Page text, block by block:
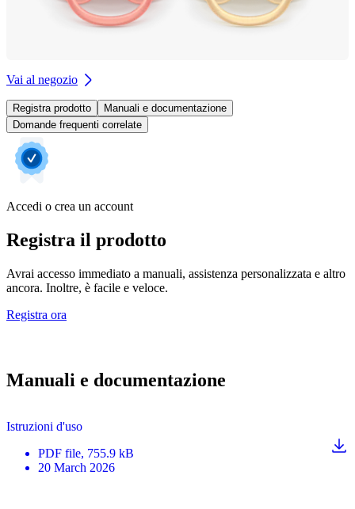
Vai al negozio
Registra prodotto
Manuali e documentazione
Domande frequenti correlate
Accedi o crea un account
Registra il prodotto
Avrai accesso immediato a manuali, assistenza personalizzata e altro
ancora. Inoltre, è facile e veloce.
Registra ora
Manuali e documentazione
Istruzioni d'uso
PDF file, 755.9 kB
20 March 2026